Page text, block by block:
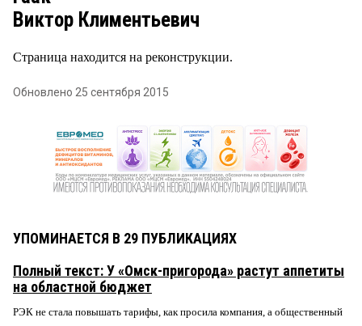
ЗАКОН
Виктор Климентьевич
Страница находится на реконструкции.
Обновлено 25 сентября 2015
УПОМИНАЕТСЯ В 29 ПУБЛИКАЦИЯХ
Полный текст: У «Омск-пригорода» растут аппетиты
на областной бюджет
РЭК не стала повышать тарифы, как просила компания, а общественный